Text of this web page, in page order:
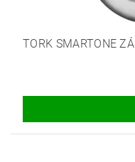
TORK SMARTONE